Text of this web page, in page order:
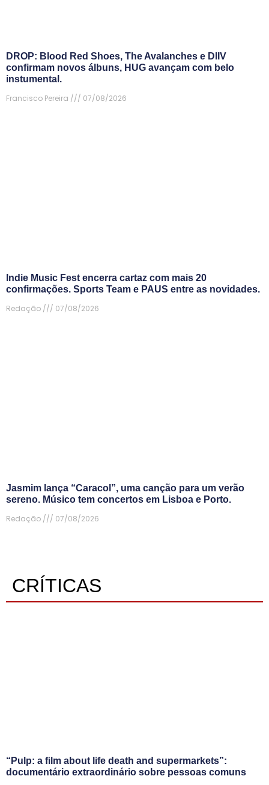
DROP: Blood Red Shoes, The Avalanches e DIIV
confirmam novos álbuns, HUG avançam com belo
instumental.
Francisco Pereira
07/08/2026
Indie Music Fest encerra cartaz com mais 20
confirmações. Sports Team e PAUS entre as novidades.
Redação
07/08/2026
Jasmim lança “Caracol”, uma canção para um verão
sereno. Músico tem concertos em Lisboa e Porto.
Redação
07/08/2026
CRÍTICAS
“Pulp: a film about life death and supermarkets”:
documentário extraordinário sobre pessoas comuns